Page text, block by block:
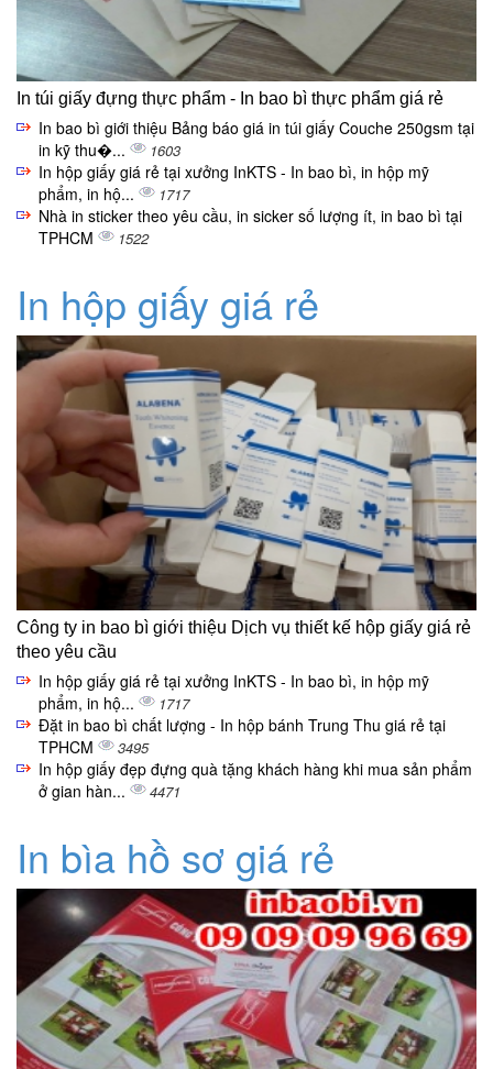
In túi giấy đựng thực phẩm - In bao bì thực phẩm giá rẻ
In bao bì giới thiệu Bảng báo giá in túi giấy Couche 250gsm tại
in kỹ thu�...
1603
In hộp giấy giá rẻ tại xưởng InKTS - In bao bì, in hộp mỹ
phẩm, in hộ...
1717
Nhà in sticker theo yêu cầu, in sicker số lượng ít, in bao bì tại
TPHCM
1522
In hộp giấy giá rẻ
Công ty in bao bì giới thiệu Dịch vụ thiết kế hộp giấy giá rẻ
theo yêu cầu
In hộp giấy giá rẻ tại xưởng InKTS - In bao bì, in hộp mỹ
phẩm, in hộ...
1717
Đặt in bao bì chất lượng - In hộp bánh Trung Thu giá rẻ tại
TPHCM
3495
In hộp giấy đẹp đựng quà tặng khách hàng khi mua sản phẩm
ở gian hàn...
4471
In bìa hồ sơ giá rẻ